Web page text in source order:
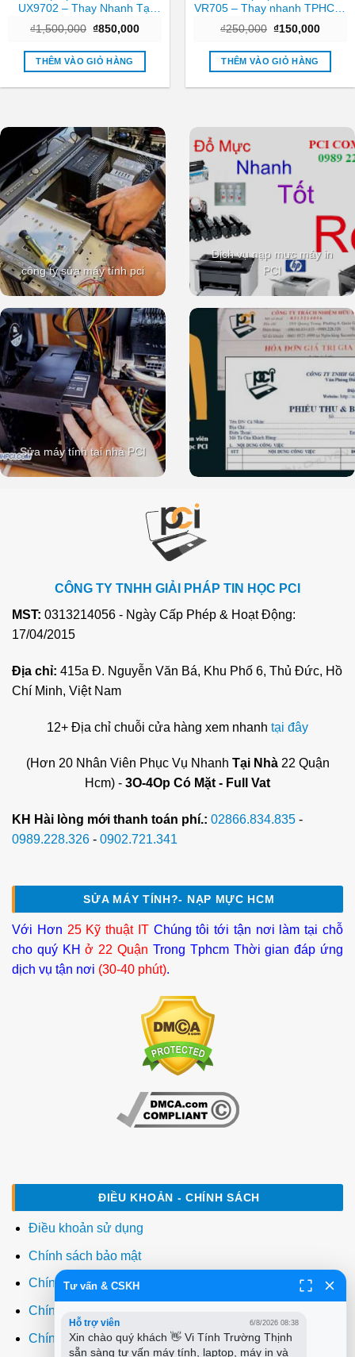
UX9702 – Thay Nhanh Tại
₫1,500,000 Giá
là:
₫1,500,000.
₫850,000Giá
tại
₫850,000.
THÊM VÀO GIỎ HÀNG
VR705 – Thay nhanh TPHCM,
₫250,000 Giá
là:
₫250,000.
₫150,000Giá
tại
THÊM VÀO GIỎ HÀNG
công ty sửa máy tính pci
Dịch vụ nạp mực máy in
PCI
Sửa máy tính tại nhà PCI
CÔNG TY TNHH GIẢI PHÁP TIN HỌC PCI
MST: 0313214056 - Ngày Cấp Phép & Hoạt Động:
17/04/2015
Địa chỉ: 415a Đ. Nguyễn Văn Bá, Khu Phố 6, Thủ Đức, Hồ
Chí Minh, Việt Nam
12+ Địa chỉ chuỗi cửa hàng xem nhanh tại đây
(Hơn 20 Nhân Viên Phục Vụ Nhanh Tại Nhà22 Quận
Hcm) - 3O-4Op Có Mặt - Full Vat
KH Hài lòng mới thanh toán phí.: 02866.834.835 -
0989.228.326 - 0902.721.341
SỬA MÁY TÍNH?- NẠP MỰC HCM
Với Hơn 25 Kỹ thuật ITChúng tôi tới tận nơi làm tại chỗ
cho quý KHở 22 Quận Trong Tphcm Thời gian đáp ứng
dịch vụ tận nơi (30-40 phút).
ĐIỀU KHOẢN - CHÍNH SÁCH
Điều khoản sử dụng
Chính sách bảo mật
Chính sách thanh toán
Chính sách giao hàng
Chính sách đổi trả
Tư vấn & CSKH
Hỗ trợ viên 6/8/2026 08:38
Xin chào quý khách 👋 Vi Tính Trường Thịnh
sẵn sàng tư vấn máy tính, laptop, máy in và